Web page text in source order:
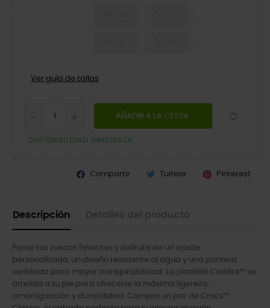
Ver guía de tallas
AÑADIR A LA CESTA
DISPONIBILIDAD INMEDIATA
Compartir Tuitear Pinterest
Descripción
Ponte tus zuecos favoritos y disfruta de un ajuste
personalizado, un diseño resistente al agua y una puntera
ventilada para mayor transpirabilidad. La plantilla Croslite™ se
amolda a tu pie para ofrecerte la máxima ligereza,
amortiguación y durabilidad. Compra un par de Crocs™